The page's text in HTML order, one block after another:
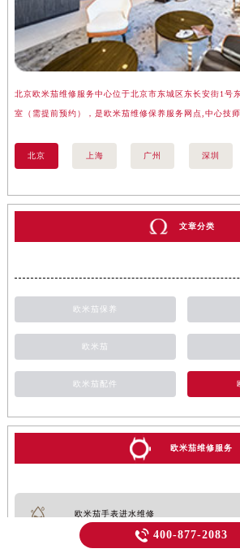
北京欧米茄维修服务中心位于北京市东城区东长安街1号
室（需提前预约），是欧米茄维修保养服务网点,中心技
北京 上海 广州 深圳
文章分类
欧米茄保养
欧米茄
欧米茄配件
欧米茄维修服务
欧米茄手表进水维修
 400-877-2083